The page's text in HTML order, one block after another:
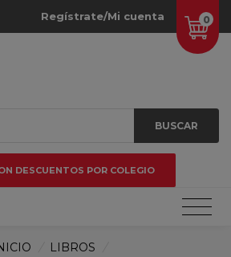
0
Regístrate/Mi cuenta
BUSCAR
DESCUENTOS POR COLEGIO
LIBROS